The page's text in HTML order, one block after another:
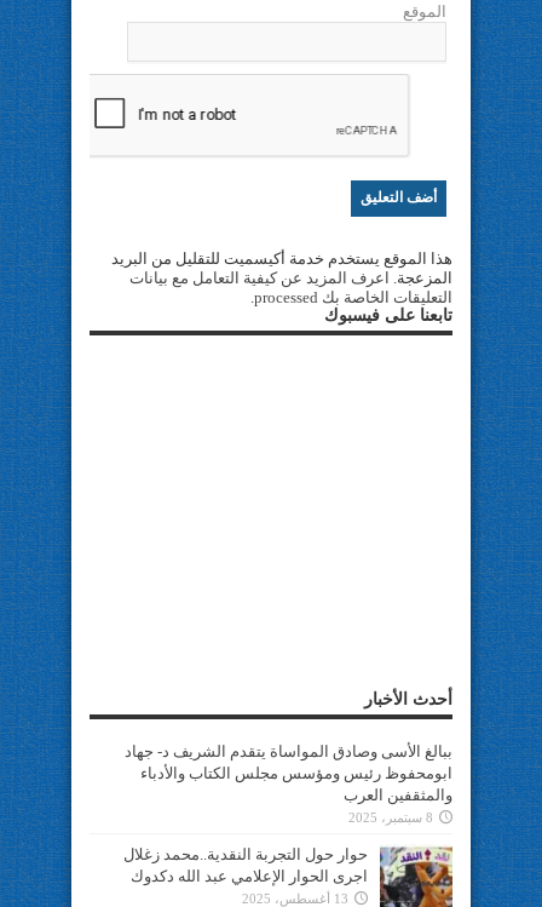
الموقع
هذا الموقع يستخدم خدمة أكيسميت للتقليل من البريد
المزعجة.
اعرف المزيد عن كيفية التعامل مع بيانات
التعليقات الخاصة بك processed
تابعنا على فيسبوك
أحدث الأخبار
ببالغ الأسى وصادق المواساة يتقدم الشريف د- جهاد
ابومحفوظ رئيس ومؤسس مجلس الكتاب والأدباء
والمثقفين العرب
8 سبتمبر، 2025
حوار حول التجربة النقدية..محمد زغلال
اجرى الحوار الإعلامي عبد الله دكدوك
13 أغسطس، 2025